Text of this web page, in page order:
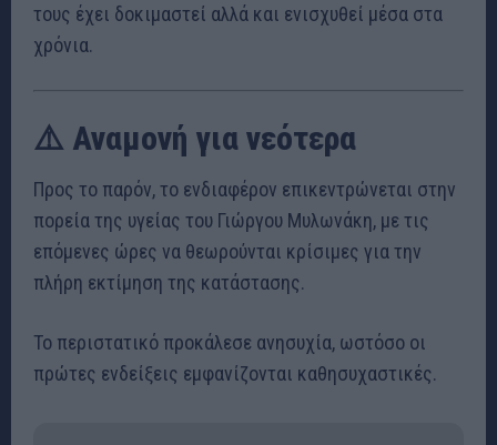
τους έχει δοκιμαστεί αλλά και ενισχυθεί μέσα στα
χρόνια.
⚠️ Αναμονή για νεότερα
Προς το παρόν, το ενδιαφέρον επικεντρώνεται στην
πορεία της υγείας του Γιώργου Μυλωνάκη, με τις
επόμενες ώρες να θεωρούνται κρίσιμες για την
πλήρη εκτίμηση της κατάστασης.
Το περιστατικό προκάλεσε ανησυχία, ωστόσο οι
πρώτες ενδείξεις εμφανίζονται καθησυχαστικές.